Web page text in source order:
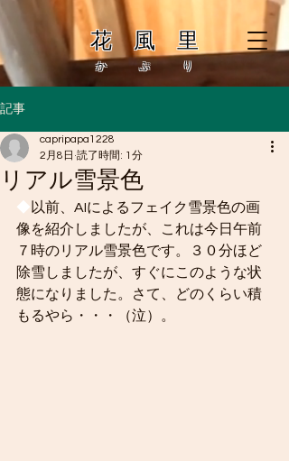
花 風 里
か ぷ り
記事
リアル雪景色
capripapa1228
2月8日 読了時間: 1分
◆ 以前、AIによるフェイク雪景色の画
像を紹介しましたが、これは今日午前
７時のリアル雪景色です。３０分ほど
除雪しましたが、すぐにこのような状
態になりました。さて、どのくらい積
もるやら・・・（泣）。